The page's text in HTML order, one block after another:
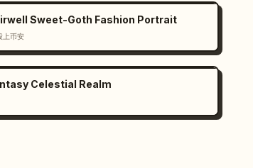
Sweet-Goth Fashion Portrait
上币安
Celestial Realm